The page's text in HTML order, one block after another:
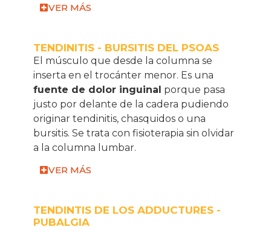
VER MÁS
TENDINITIS - BURSITIS DEL PSOAS
El músculo que desde la columna se
inserta en el trocánter menor. Es una
fuente de dolor inguinal porque pasa
justo por delante de la cadera pudiendo
originar tendinitis, chasquidos o una
bursitis. Se trata con fisioterapia sin olvidar
a la columna lumbar.
VER MÁS
TENDINTIS DE LOS ADDUCTURES -
PUBALGIA